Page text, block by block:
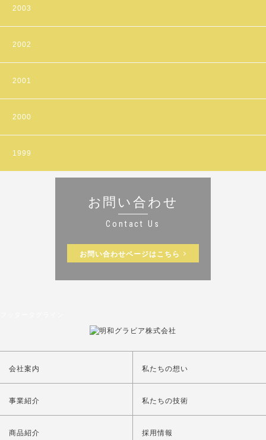
2003
2002
2001
2000
1999
お問い合わせ
Contact Us
お問い合わせページはこちら
会社案内 私たちの想い
事業紹介 私たちの技術
商品紹介 採用情報